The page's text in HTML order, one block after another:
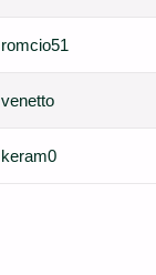
romcio51
venetto
keram0